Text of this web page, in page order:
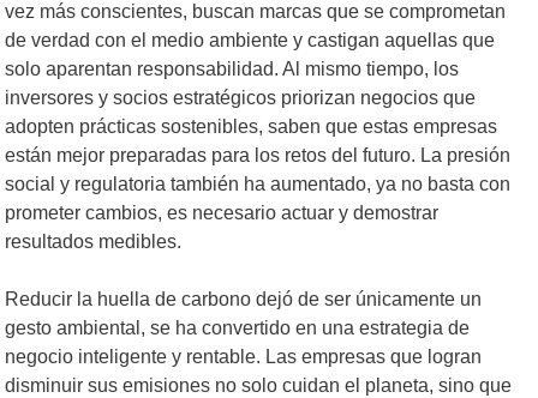
vez más conscientes, buscan marcas que se comprometan
de verdad con el medio ambiente y castigan aquellas que
solo aparentan responsabilidad. Al mismo tiempo, los
inversores y socios estratégicos priorizan negocios que
adopten prácticas sostenibles, saben que estas empresas
están mejor preparadas para los retos del futuro. La presión
social y regulatoria también ha aumentado, ya no basta con
prometer cambios, es necesario actuar y demostrar
resultados medibles.
Reducir la huella de carbono dejó de ser únicamente un
gesto ambiental, se ha convertido en una estrategia de
negocio inteligente y rentable. Las empresas que logran
disminuir sus emisiones no solo cuidan el planeta, sino que